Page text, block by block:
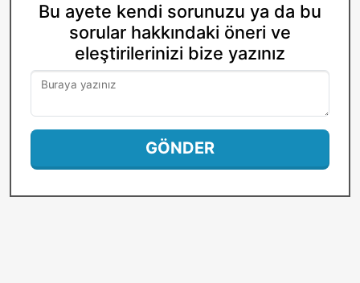
Bu ayete kendi sorunuzu ya da bu
sorular hakkındaki öneri ve
eleştirilerinizi bize yazınız
Buraya yazınız
GÖNDER